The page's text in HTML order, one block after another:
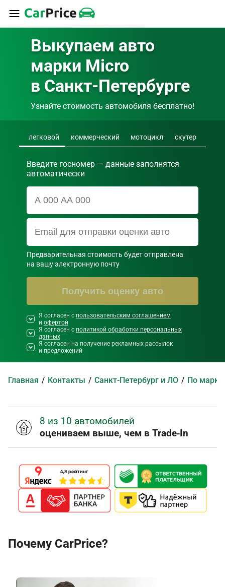
Выкупаем авто
марки Micro
в Санкт-Петербурге
Узнайте стоимость автомобиля бесплатно!
легковой коммерческий мотоцикл скутер
Введите госномер — данные заполнятся
автоматически
Предварительная стоимость будет отправлена
на вашу электронную почту
Получить оценку авто
Необходимо согласиться со всеми
правилами и условиями ниже
Я согласен с пользовательским соглашением
и офертой
Я согласен с политикой обработки персональных
данных
Я согласен на получение рекламных рассылок
и предложений
Главная Контакты Санкт-Петербург и ЛО По
8 из 10 автомобилей
оцениваем выше, чем в Trade‑In
Почему CarPrice?